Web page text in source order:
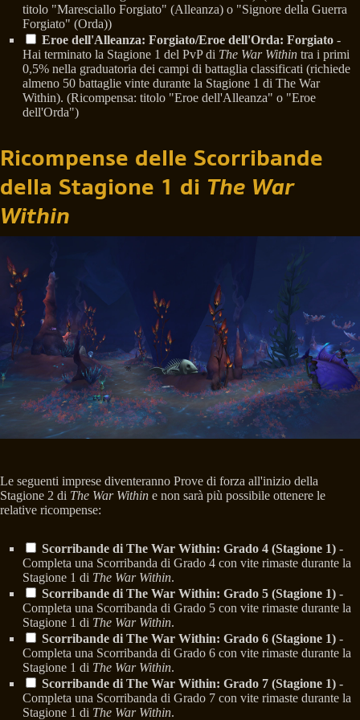
titolo "Maresciallo Forgiato" (Alleanza) o "Signore della Guerra
Forgiato" (Orda))
Eroe dell'Alleanza: Forgiato/Eroe dell'Orda: Forgiato -
Hai terminato la Stagione 1 del PvP di The War Within tra i primi
0,5% nella graduatoria dei campi di battaglia classificati (richiede
almeno 50 battaglie vinte durante la Stagione 1 di The War
Within). (Ricompensa: titolo "Eroe dell'Alleanza" o "Eroe
dell'Orda")
Ricompense delle Scorribande
della Stagione 1 di The War
Within
Le seguenti imprese diventeranno Prove di forza all'inizio della
Stagione 2 di The War Within e non sarà più possibile ottenere le
relative ricompense:
Scorribande di The War Within: Grado 4 (Stagione 1) -
Completa una Scorribanda di Grado 4 con vite rimaste durante la
Stagione 1 di The War Within.
Scorribande di The War Within: Grado 5 (Stagione 1) -
Completa una Scorribanda di Grado 5 con vite rimaste durante la
Stagione 1 di The War Within.
Scorribande di The War Within: Grado 6 (Stagione 1) -
Completa una Scorribanda di Grado 6 con vite rimaste durante la
Stagione 1 di The War Within.
Scorribande di The War Within: Grado 7 (Stagione 1) -
Completa una Scorribanda di Grado 7 con vite rimaste durante la
Stagione 1 di The War Within.